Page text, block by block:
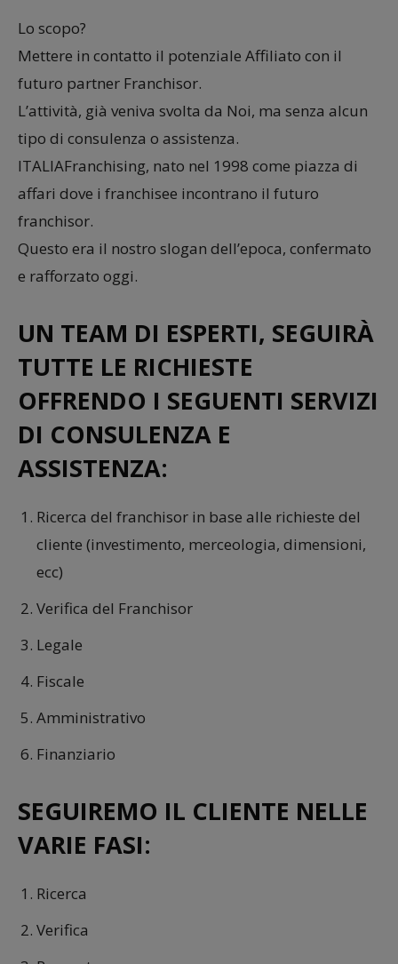
Lo scopo?
Mettere in contatto il potenziale Affiliato con il
futuro partner Franchisor.
L’attività, già veniva svolta da Noi, ma senza alcun
tipo di consulenza o assistenza.
ITALIAFranchising, nato nel 1998 come piazza di
affari dove i franchisee incontrano il futuro
franchisor.
Questo era il nostro slogan dell’epoca, confermato
e rafforzato oggi.
UN TEAM DI ESPERTI, SEGUIRÀ
TUTTE LE RICHIESTE
OFFRENDO I SEGUENTI SERVIZI
DI CONSULENZA E
ASSISTENZA:
Ricerca del franchisor in base alle richieste del
cliente (investimento, merceologia, dimensioni,
ecc)
Verifica del Franchisor
Legale
Fiscale
Amministrativo
Finanziario
SEGUIREMO IL CLIENTE NELLE
VARIE FASI:
Ricerca
Verifica